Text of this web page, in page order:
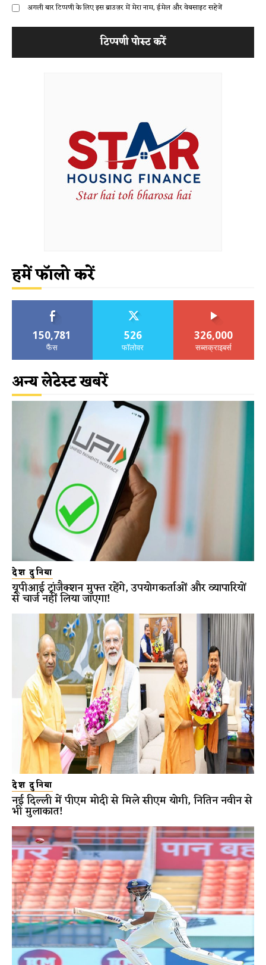
अगली बार टिप्पणी के लिए इस ब्राउज़र में मेरा नाम, ईमेल और वेबसाइट सहेजें
हमें फॉलो करें
150,781
फैंस
526
फॉलोवर
326,000
सब्सक्राइबर्स
अन्य लेटेस्ट खबरें
देश दुनिया
यूपीआई ट्रांजैक्शन मुफ्त रहेंगे, उपयोगकर्ताओं और व्यापारियों
से चार्ज नहीं लिया जाएगा!
देश दुनिया
नई दिल्ली में पीएम मोदी से मिले सीएम योगी, नितिन नवीन से
भी मुलाकात!